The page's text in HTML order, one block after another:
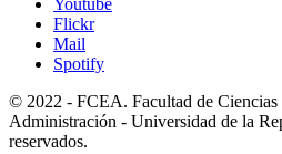
Flickr
Mail
Spotify
© 2022 - FCEA. Facultad de Ciencias
Administración - Universidad de la
reservados.